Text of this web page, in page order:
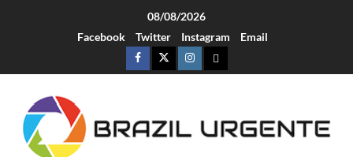
08/08/2026
Facebook
Twitter Instagram Email